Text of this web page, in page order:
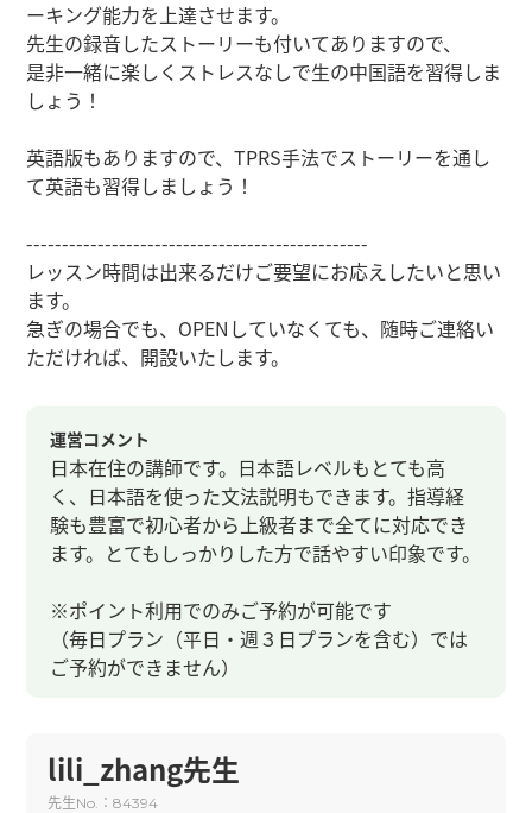
ーキング能力を上達させます。
先生の録音したストーリーも付いてありますので、
是非一緒に楽しくストレスなしで生の中国語を習得しま
しょう！
英語版もありますので、TPRS手法でストーリーを通し
て英語も習得しましょう！
------------------------------------------------
レッスン時間は出来るだけご要望にお応えしたいと思い
ます。
急ぎの場合でも、OPENしていなくても、随時ご連絡い
ただければ、開設いたします。
運営コメント
日本在住の講師です。日本語レベルもとても高
く、日本語を使った文法説明もできます。指導経
験も豊富で初心者から上級者まで全てに対応でき
ます。とてもしっかりした方で話やすい印象です。
※ポイント利用でのみご予約が可能です
（毎日プラン（平日・週３日プランを含む）では
ご予約ができません）
lili_zhang先生
先生No. ：84394